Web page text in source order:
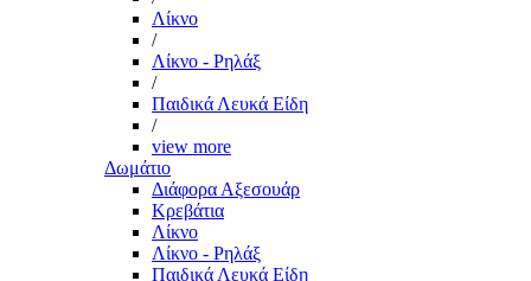
Λίκνο
/
Λίκνο - Ρηλάξ
/
Παιδικά Λευκά Είδη
/
view more
Δωμάτιο
Διάφορα Αξεσουάρ
Κρεβάτια
Λίκνο
Λίκνο - Ρηλάξ
Παιδικά Λευκά Είδη